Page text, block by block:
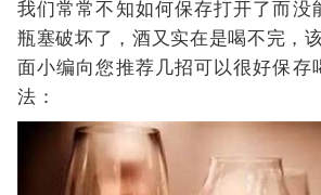
我们常常不知如何保存打开了而没
瓶塞破坏了，酒又实在是喝不完，
面小编向您推荐几招可以很好保存
法：